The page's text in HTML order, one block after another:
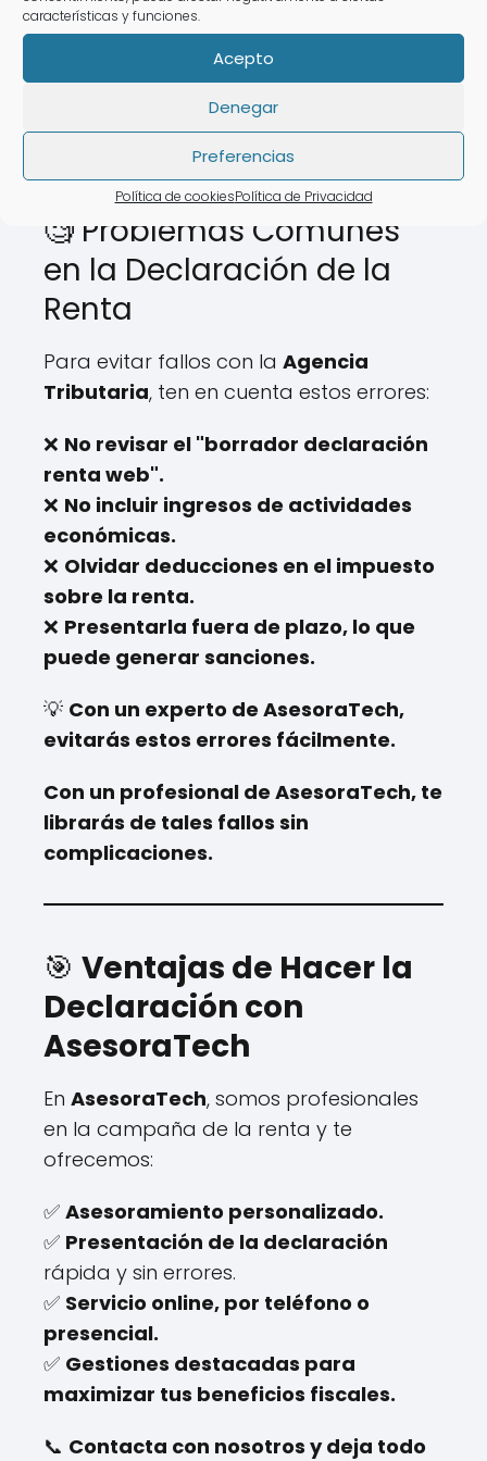
características y funciones.
Acepto
Denegar
Preferencias
Política de cookiesPolítica de Privacidad
❌ Tiempo de espera elevado.
💡 ConAsesoraTechpuedes hacer tu
declaración sin salir de
🧐 Problemas Comunes
en la Declaración de la
Renta
Para evitar fallos con la Agencia
Tributaria, ten en cuenta estos errores:
❌ No revisar el "borrador declaración
renta web".
❌ No incluir ingresos de actividades
económicas.
❌ Olvidar deducciones en el impuesto
sobre la renta.
❌ Presentarla fuera de plazo, lo que
puede generar sanciones.
💡 Con un experto de AsesoraTech,
evitarás estos errores fácilmente.
Con un profesional de AsesoraTech, te
librarás de tales fallos sin
complicaciones.
🎯 Ventajas de Hacer la
Declaración con
AsesoraTech
En AsesoraTech, somos profesionales
en la campaña de la renta y te
ofrecemos:
✅ Asesoramiento personalizado.
✅ Presentación de la declaración
rápida y sin errores.
✅ Servicio online, por teléfono o
presencial.
✅ Gestiones destacadas para
maximizar tus beneficios fiscales.
📞 Contacta con nosotros y deja todo